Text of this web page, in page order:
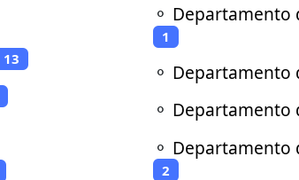
13
⚬ Departamento
1
⚬ Departamento
⚬ Departamento
⚬ Departamento
2